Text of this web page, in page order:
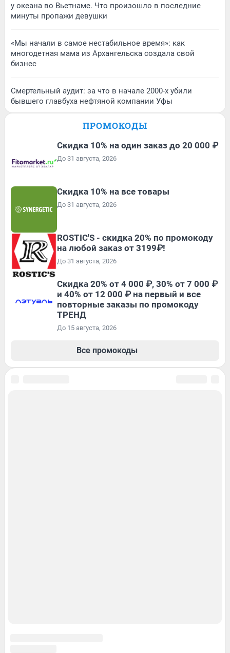
у океана во Вьетнаме. Что произошло в последние
минуты пропажи девушки
«Мы начали в самое нестабильное время»: как
многодетная мама из Архангельска создала свой
бизнес
Смертельный аудит: за что в начале 2000-х убили
бывшего главбуха нефтяной компании Уфы
ПРОМОКОДЫ
Скидка 10% на один заказ до 20 000 ₽
До 31 августа, 2026
Скидка 10% на все товары
До 31 августа, 2026
ROSTIC'S - скидка 20% по промокоду
на любой заказ от 3199₽!
До 31 августа, 2026
Скидка 20% от 4 000 ₽, 30% от 7 000 ₽
и 40% от 12 000 ₽ на первый и все
повторные заказы по промокоду
ТРЕНД
До 15 августа, 2026
Все промокоды